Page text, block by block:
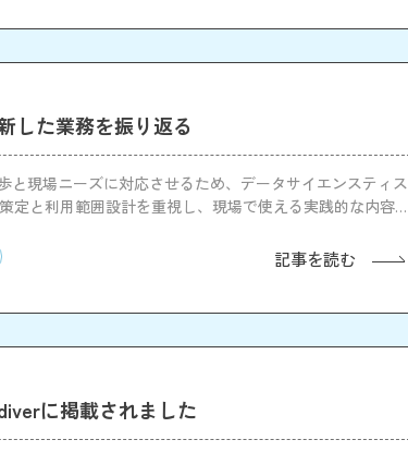
した業務を振り返る
と現場ニーズに対応させるため、データサイエンスティス
定と利用範囲設計を重視し、現場で使える実践的な内容に
記事を読む
に掲載されました